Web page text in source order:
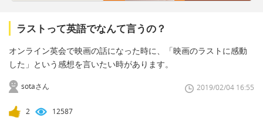
ラストって英語でなんて言うの？
オンライン英会で映画の話になった時に、「映画のラストに感動
した」という感想を言いたい時があります。
sotaさん 2019/02/04 16:55
2 12587